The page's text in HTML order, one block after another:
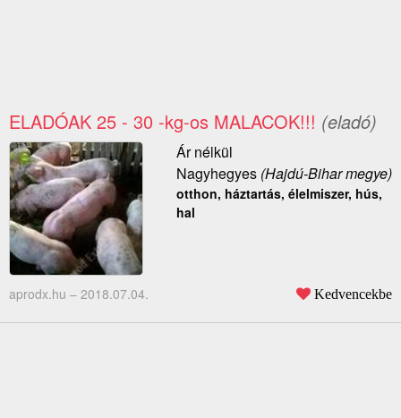
ELADÓAK 25 - 30 -kg-os MALACOK!!! (eladó)
Ár nélkül
Nagyhegyes(Hajdú-Bihar megye)
otthon, háztartás, élelmiszer, hús,
hal
aprodx.hu – 2018.07.04. Kedvencekbe